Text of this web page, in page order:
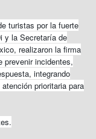
turistas por la fuerte
y la Secretaría de
realizaron la firma
prevenir incidentes,
integrando
prioritaria para